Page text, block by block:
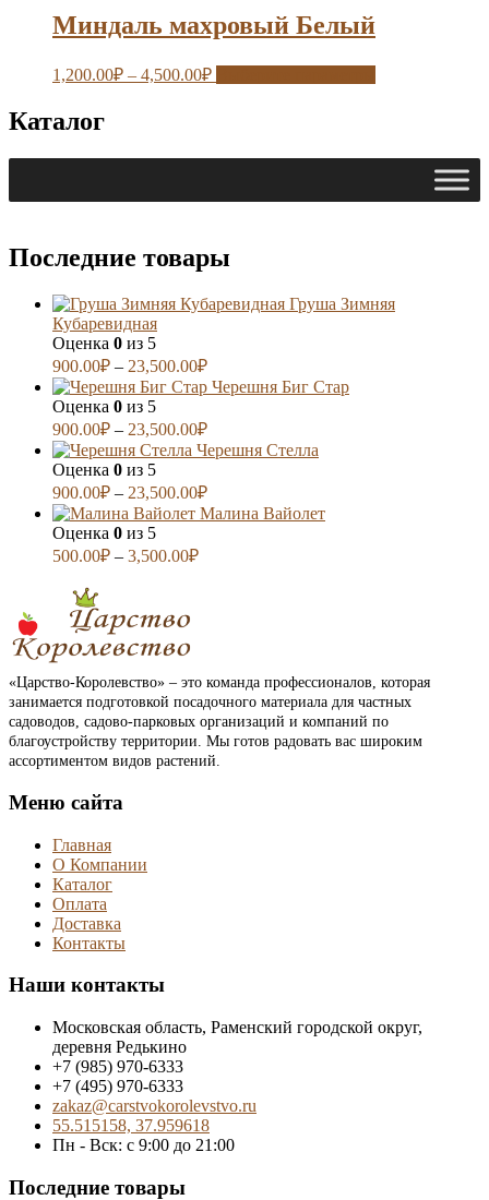
Миндаль махровый Белый
1,200.00₽ – 4,500.00₽
Каталог
Последние товары
Груша Зимняя
Кубаревидная
Оценка 0 из 5
900.00₽ – 23,500.00₽
Черешня Биг Стар
Оценка 0 из 5
900.00₽ – 23,500.00₽
Черешня Стелла
Оценка 0 из 5
900.00₽ – 23,500.00₽
Малина Вайолет
Оценка 0 из 5
500.00₽ – 3,500.00₽
«Царство-Королевство» – это команда профессионалов, которая
занимается подготовкой посадочного материала для частных
садоводов, садово-парковых организаций и компаний по
благоустройству территории. Мы готов радовать вас широким
ассортиментом видов растений.
Меню сайта
Главная
О Компании
Каталог
Оплата
Доставка
Контакты
Наши контакты
Московская область, Раменский городской округ,
деревня Редькино
+7 (985) 970-6333
+7 (495) 970-6333
zakaz@carstvokorolevstvo.ru
55.515158, 37.959618
Пн - Вск: с 9:00 до 21:00
Последние товары